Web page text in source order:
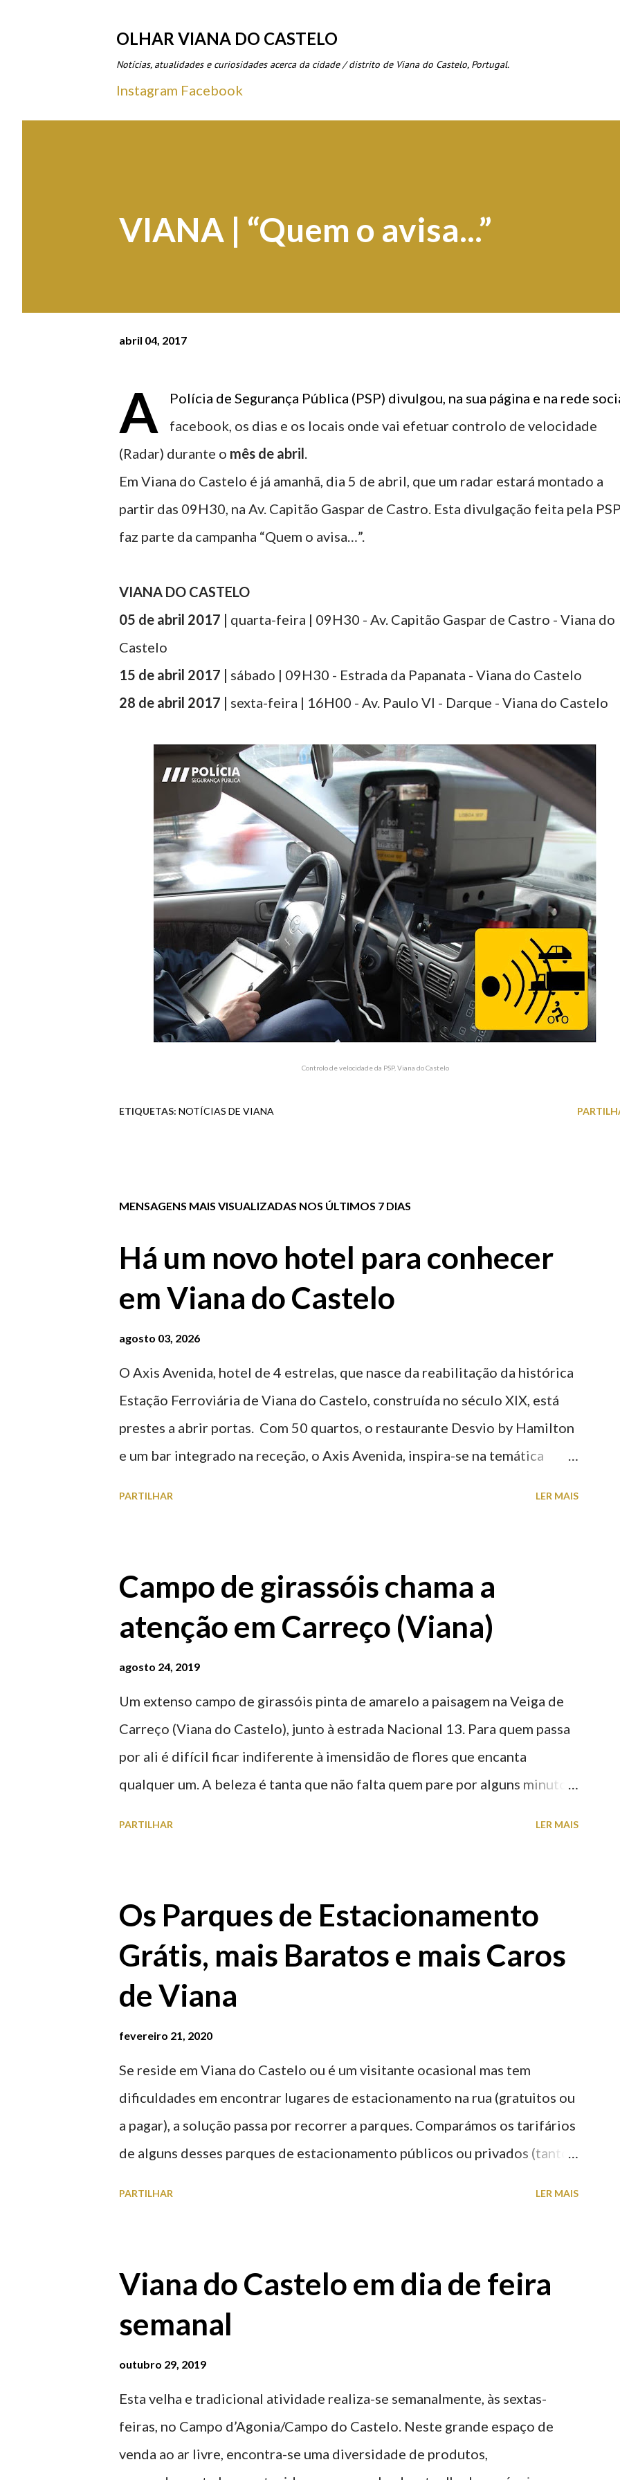
OLHAR VIANA DO CASTELO
Notícias, atualidades e curiosidades acerca da cidade / distrito de Viana do Castelo, Portugal.
Instagram Facebook
VIANA | “Quem o avisa...”
abril 04, 2017
A
Polícia de Segurança Pública (PSP) divulgou, na sua página e na rede
facebook, os dias e os locais onde vai efetuar controlo de velocidade
(Radar) durante o mês de abril.
Em Viana do Castelo é já amanhã, dia 5 de abril, que um radar estará montado a
partir das 09H30, na Av. Capitão Gaspar de Castro. Esta divulgação feita pela
faz parte da campanha “Quem o avisa…”.
VIANA DO CASTELO
05 de abril 2017 | quarta-feira | 09H30 - Av. Capitão Gaspar de Castro - Viana do
Castelo
15 de abril 2017 | sábado | 09H30 - Estrada da Papanata - Viana do Castelo
28 de abril 2017 | sexta-feira | 16H00 - Av. Paulo VI - Darque - Viana do Castelo
Controlo de velocidade da PSP, Viana do Castelo
ETIQUETAS: NOTÍCIAS DE VIANA
MENSAGENS MAIS VISUALIZADAS NOS ÚLTIMOS 7 DIAS
Há um novo hotel para conhecer
em Viana do Castelo
agosto 03, 2026
O Axis Avenida, hotel de 4 estrelas, que nasce da reabilitação da histórica
Estação Ferroviária de Viana do Castelo, construída no século XIX, está
prestes a abrir portas. Com 50 quartos, o restaurante Desvio by Hamilton
e um bar integrado na receção, o Axis Avenida, inspira-se na temática
PARTILHAR LER MAIS
Campo de girassóis chama a
atenção em Carreço (Viana)
agosto 24, 2019
Um extenso campo de girassóis pinta de amarelo a paisagem na Veiga de
Carreço (Viana do Castelo), junto à estrada Nacional 13. Para quem passa
por ali é difícil ficar indiferente à imensidão de flores que encanta
qualquer um. A beleza é tanta que não falta quem pare por alguns minutos
PARTILHAR LER MAIS
Os Parques de Estacionamento
Grátis, mais Baratos e mais Caros
de Viana
fevereiro 21, 2020
Se reside em Viana do Castelo ou é um visitante ocasional mas tem
dificuldades em encontrar lugares de estacionamento na rua (gratuitos ou
a pagar), a solução passa por recorrer a parques. Comparámos os tarifários
de alguns desses parques de estacionamento públicos ou privados (tanto
Parque da Estação Viana Shopping é grátis de 2ª a 5ª feira a partir das
20:00 (DIAS ÚTEIS)
PARTILHAR LER MAIS
Viana do Castelo em dia de feira
semanal
outubro 29, 2019
Esta velha e tradicional atividade realiza-se semanalmente, às sextas-
feiras, no Campo d’Agonia/Campo do Castelo. Neste grande espaço de
venda ao ar livre, encontra-se uma diversidade de produtos,